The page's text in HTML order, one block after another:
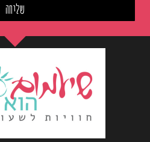
שליחה